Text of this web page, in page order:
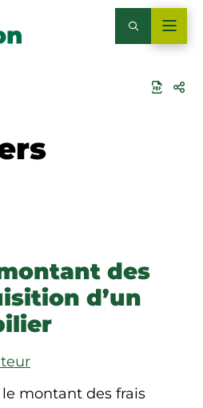
des
d’un
montant des frais